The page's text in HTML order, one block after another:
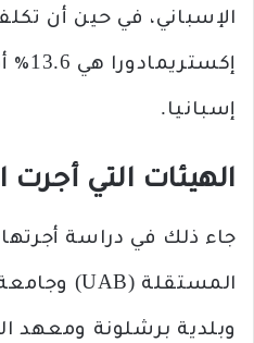
الإسباني، في حين أن
إسبانيا.
الهيئات التي أجرت
جاء ذلك في دراسة
وبلدية برشلونة ومعهد